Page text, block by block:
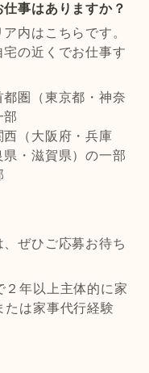
事はありますか？
内はこちらです。
の近くでお仕事す
都圏（東京都・神奈
部
西（大阪府・兵庫
・滋賀県）の一部
ぜひご応募お待ち
２年以上主体的に家
たは家事代行経験